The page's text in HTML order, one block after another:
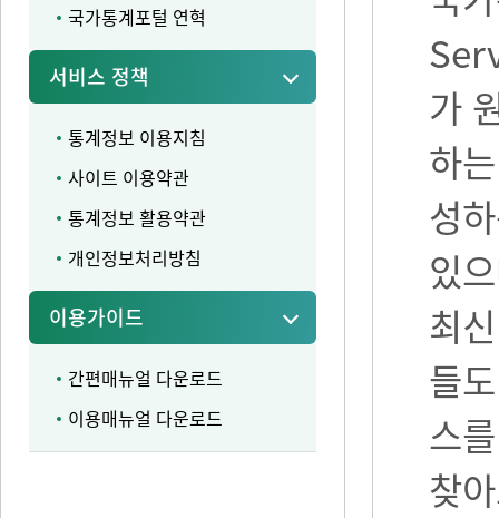
국가통계포털 연혁
서비스 정책
통계정보 이용지침
사이트 이용약관
통계정보 활용약관
개인정보처리방침
이용가이드
간편매뉴얼 다운로드
이용매뉴얼 다운로드
가
하
성
있
최
들
스
찾